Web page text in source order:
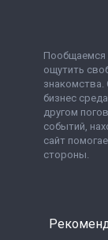
Пообщаемся
ощутить
знакомства.
бизнес
другом
событий,
сайт
стороны.